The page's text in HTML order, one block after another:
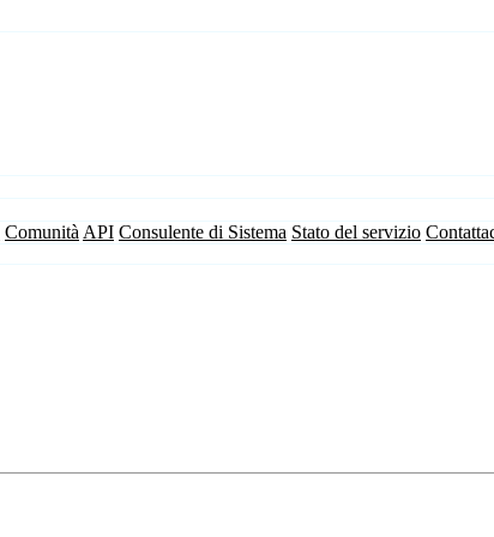
Comunità API Consulente di Sistema Stato del servizio